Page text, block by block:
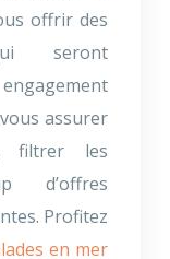
offrir des
seront
assurer
filtrer les
d’offres
Profitez
en mer